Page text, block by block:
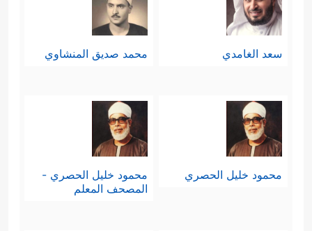
سعد الغامدي محمد صديق المنشاوي
محمود خليل الحصري
محمود خليل الحصري -
المصحف المعلم